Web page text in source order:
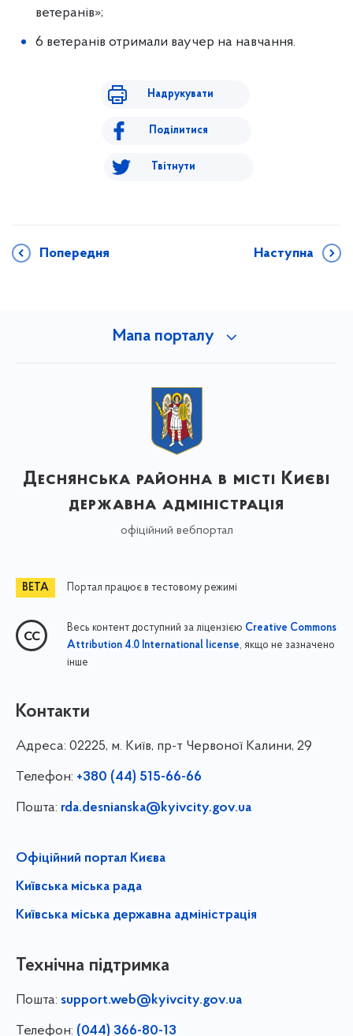
ветеранів»;
6 ветеранів отримали ваучер на навчання.
Надрукувати
Поділитися
Твітнути
Попередня Наступна
Мапа порталу
Деснянська районна в місті Києві
державна адміністрація
офіційний вебпортал
Портал працює в тестовому режимі
Весь контент доступний за ліцензією Creative Commons
Attribution 4.0 International license, якщо не зазначено
інше
Контакти
Адреса: 02225, м. Київ, пр-т Червоної Калини, 29
Телефон: +380 (44) 515-66-66
Пошта: rda.desnianska@kyivcity.gov.ua
Офіційний портал Києва
Київська міська рада
Київська міська державна адміністрація
Технічна підтримка
Пошта: support.web@kyivcity.gov.ua
Телефон: (044) 366-80-13